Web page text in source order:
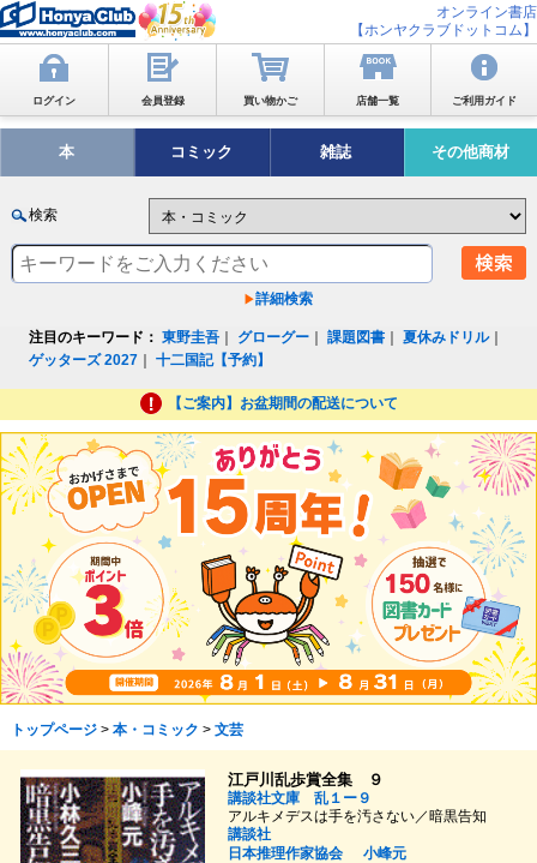
オンライン書店
【ホンヤクラブドットコム】
ログイン 会員登録 買い物かご 店舗一覧 ご利用ガイド
本 コミック 雑誌 その他商材
検索
詳細検索
注目のキーワード： 東野圭吾 グローグー ｜課題図書 ｜夏休みドリル｜
ゲッターズ 2027 ｜十二国記【予約】
【ご案内】お盆期間の配送について
トップページ> 本・コミック > 文芸
江戸川乱歩賞全集 ９
講談社文庫 乱１ー９
アルキメデスは手を汚さない／暗黒告知
講談社
日本推理作家協会
小峰元